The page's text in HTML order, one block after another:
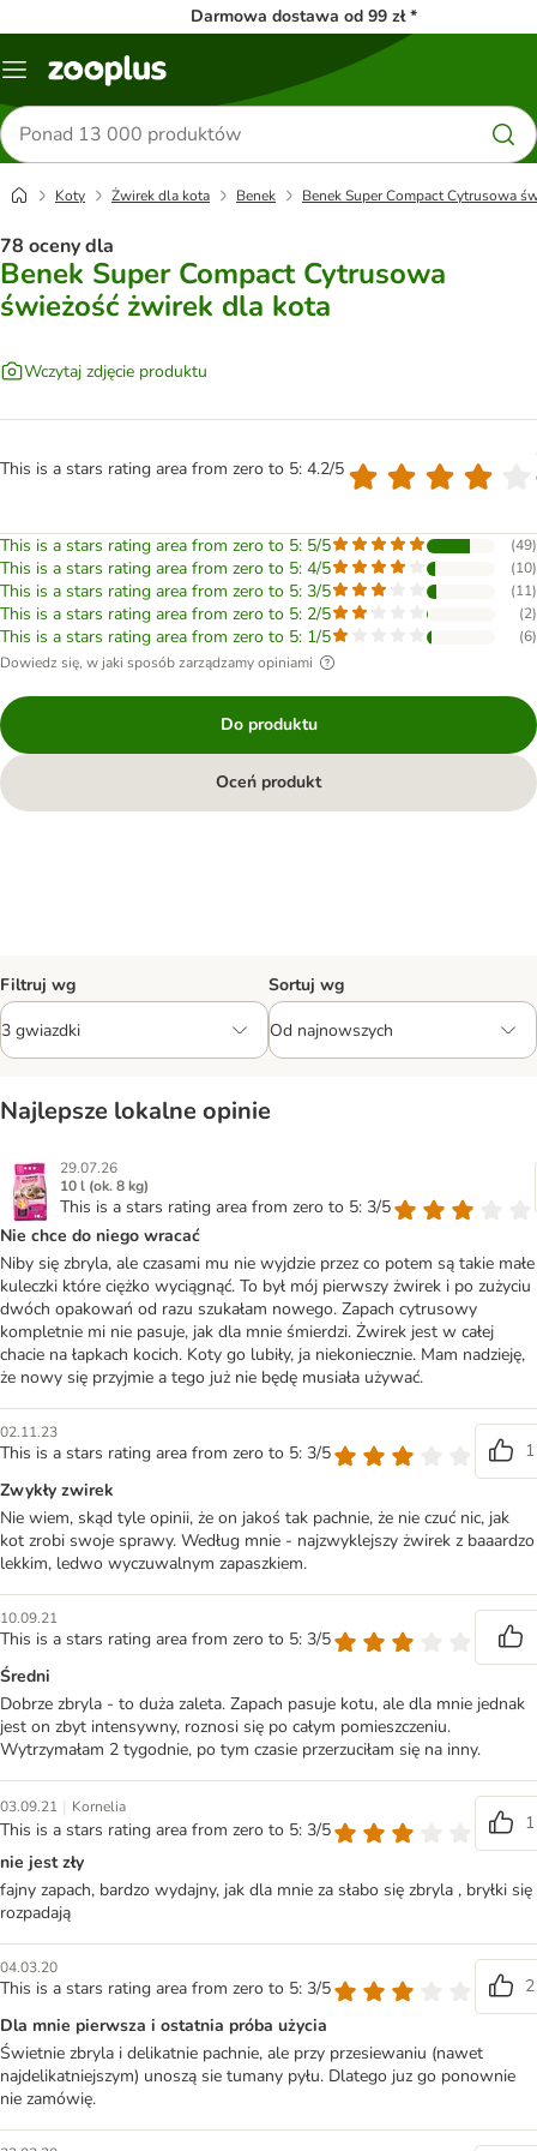
Darmowa dostawa od 99 zł *
Menu
Szukaj
produktów
Koty Żwirek dla kota Benek Benek Super Compact Cytrusowa
78 oceny dla
Benek Super Compact Cytrusowa
świeżość żwirek dla kota
Wczytaj zdjęcie produktu
This is a stars rating area from zero to 5: 4.2/5
This is a stars rating area from zero to 5: 5/5 (49)
This is a stars rating area from zero to 5: 4/5 (10)
This is a stars rating area from zero to 5: 3/5 (11)
This is a stars rating area from zero to 5: 2/5 (2)
This is a stars rating area from zero to 5: 1/5 (6)
Dowiedz się, w jaki sposób zarządzamy opiniami
Do produktu
Oceń produkt
Filtruj wg Sortuj wg
Najlepsze lokalne opinie
29.07.26
10 l (ok. 8 kg)
This is a stars rating area from zero to 5: 3/5
Nie chce do niego wracać
Niby się zbryla, ale czasami mu nie wyjdzie przez co potem są takie małe
kuleczki które ciężko wyciągnąć. To był mój pierwszy żwirek i po zużyciu
dwóch opakowań od razu szukałam nowego. Zapach cytrusowy
kompletnie mi nie pasuje, jak dla mnie śmierdzi. Żwirek jest w całej
chacie na łapkach kocich. Koty go lubiły, ja niekoniecznie. Mam nadzieję,
że nowy się przyjmie a tego już nie będę musiała używać.
02.11.23
This is a stars rating area from zero to 5: 3/5
1
Zwykły zwirek
Nie wiem, skąd tyle opinii, że on jakoś tak pachnie, że nie czuć nic, jak
kot zrobi swoje sprawy. Według mnie - najzwyklejszy żwirek z baaardzo
lekkim, ledwo wyczuwalnym zapaszkiem.
10.09.21
This is a stars rating area from zero to 5: 3/5
Średni
Dobrze zbryla - to duża zaleta. Zapach pasuje kotu, ale dla mnie jednak
jest on zbyt intensywny, roznosi się po całym pomieszczeniu.
Wytrzymałam 2 tygodnie, po tym czasie przerzuciłam się na inny.
03.09.21 | Kornelia
This is a stars rating area from zero to 5: 3/5
1
nie jest zły
fajny zapach, bardzo wydajny, jak dla mnie za słabo się zbryla , bryłki się
rozpadają
04.03.20
This is a stars rating area from zero to 5: 3/5
2
Dla mnie pierwsza i ostatnia próba użycia
Świetnie zbryla i delikatnie pachnie, ale przy przesiewaniu (nawet
najdelikatniejszym) unoszą sie tumany pyłu. Dlatego juz go ponownie
nie zamówię.